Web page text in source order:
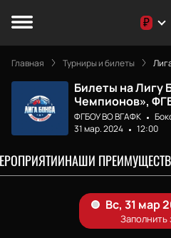
₽
Главная Турниры и билеты
Билеты на Лигу
Чемпионов»,
ФГБОУ ВО ВГАФК
31 мар. 2024
12:00
НАШИ